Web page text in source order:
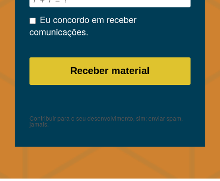
Eu concordo em receber
comunicações.
Contribuir para o seu desenvolvimento, sim; enviar spam,
jamais.